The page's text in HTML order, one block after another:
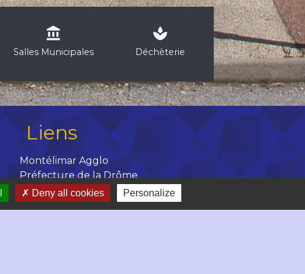
account_balance
Salles Municipales
spa
Déchèterie
Liens
Montélimar Agglo
Préfecture de la Drôme
Département de la Drôme
Région Auvergne Rhône Alpes
Deny all cookies Personalize